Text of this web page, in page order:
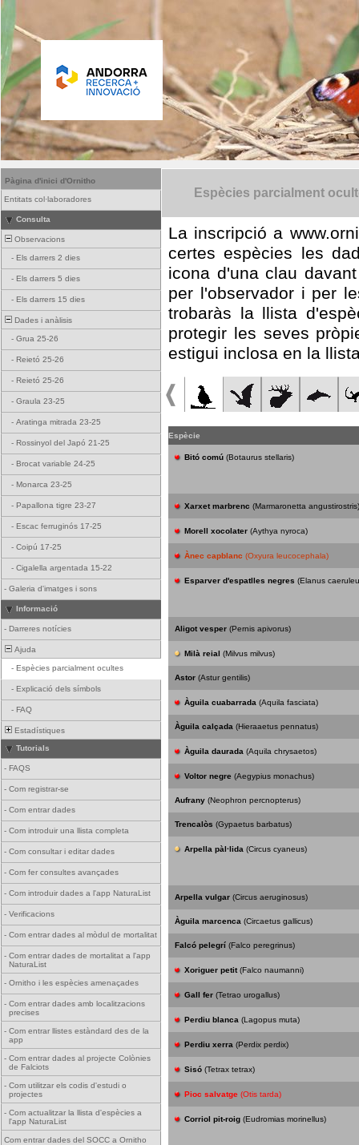
Pàgina d'inici d'Ornitho
Entitats col·laboradores
Consulta
Observacions
- Els darrers 2 dies
- Els darrers 5 dies
- Els darrers 15 dies
Dades i anàlisis
- Grua 25-26
- Reietó 25-26
- Reietó 25-26
- Graula 23-25
- Aratinga mitrada 23-25
- Rossinyol del Japó 21-25
- Brocat variable 24-25
- Monarca 23-25
- Papallona tigre 23-27
- Escac ferruginós 17-25
- Coipú 17-25
- Cigalella argentada 15-22
- Galeria d'imatges i sons
Informació
- Darreres notícies
Ajuda
- Espècies parcialment ocultes
- Explicació dels símbols
- FAQ
Estadístiques
Tutorials
- FAQS
- Com registrar-se
- Com entrar dades
- Com introduir una llista completa
- Com consultar i editar dades
- Com fer consultes avançades
- Com introduir dades a l'app NaturaList
- Verificacions
- Com entrar dades al mòdul de mortalitat
- Com entrar dades de mortalitat a l'app
NaturaList
- Ornitho i les espècies amenaçades
- Com entrar dades amb localitzacions
precises
- Com entrar llistes estàndard des de la
app
- Com entrar dades al projecte Colònies
de Falciots
- Com utilitzar els codis d'estudi o
projectes
- Com actualitzar la llista d'espècies a
l'app NaturaList
Com entrar dades del SOCC a Ornitho
Espècies parcialment
La inscripció a
certes espècies les
icona d'una clau
per l'observador i per
trobaràs la llista
protegir les seves
estigui inclosa en la
Espècie
Bitó comú (Botaurus stellaris)
Xarxet marbrenc (Marmaronetta
Morell xocolater (Aythya nyroca)
Ànec capblanc (Oxyura leucocephala)
Esparver d'espatlles negres (Elanus
Aligot vesper (Pernis apivorus)
Milà reial (Milvus milvus)
Astor (Astur gentilis)
Àguila cuabarrada (Aquila fasciata)
Àguila calçada (Hieraaetus pennatus)
Àguila daurada (Aquila chrysaetos)
Voltor negre (Aegypius monachus)
Aufrany (Neophron percnopterus)
Trencalòs (Gypaetus barbatus)
Arpella pàl·lida (Circus cyaneus)
Arpella vulgar (Circus aeruginosus)
Àguila marcenca (Circaetus gallicus)
Falcó pelegrí (Falco peregrinus)
Xoriguer petit (Falco naumanni)
Gall fer (Tetrao urogallus)
Perdiu blanca (Lagopus muta)
Perdiu xerra (Perdix perdix)
Sisó (Tetrax tetrax)
Pioc salvatge (Otis tarda)
Corriol pit-roig (Eudromias morinellus)